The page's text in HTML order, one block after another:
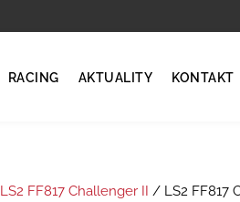
RACING AKTUALITY KONTAKT
LS2 FF817 Challenger II / LS2 FF817